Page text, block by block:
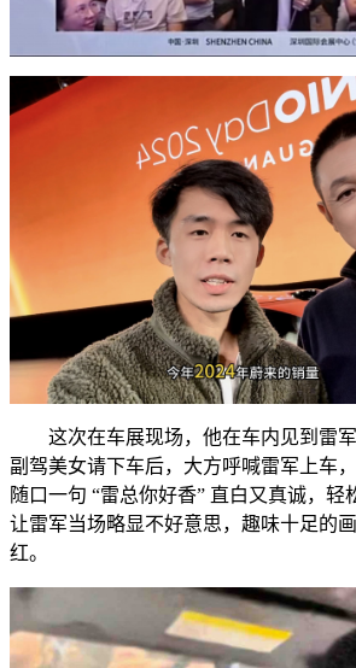
这次在车展现场，他在车内见到雷
副驾美女请下车后，大方呼喊雷军上车
随口一句 “雷总你好香” 直白又真诚，轻
让雷军当场略显不好意思，趣味十足的
红。